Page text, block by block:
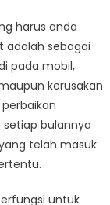
harus anda
adalah sebagai
pada mobil,
kerusakan
bulannya
telah masuk
untuk